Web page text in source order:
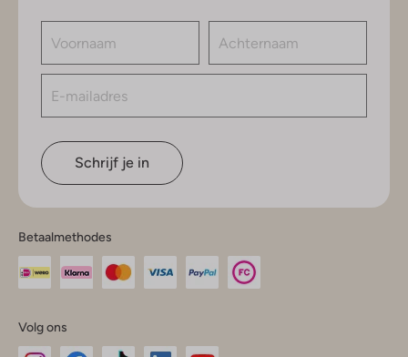
Schrijf je in
Betaalmethodes
Volg ons